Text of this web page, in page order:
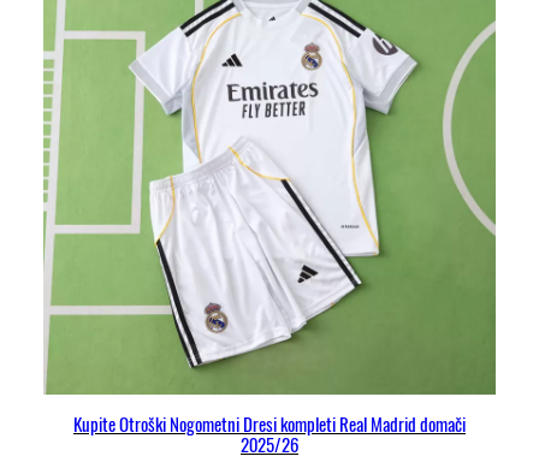
Kupite Otroški Nogometni Dresi kompleti Real Madrid domači
2025/26